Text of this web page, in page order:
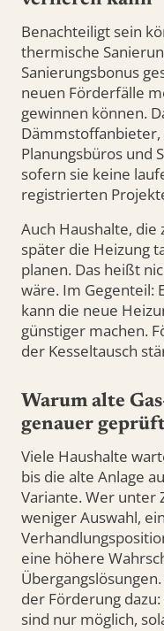
Benachteiligt sein
thermische
Sanierungsbonus
neuen Förderfälle
gewinnen können.
Planungsbüros und
sofern sie keine
registrierten
Auch Haushalte,
später die Heizung
planen. Das heißt
wäre. Im Gegenteil:
kann die neue
günstiger machen.
der Kesseltausch
Warum alte
genauer
Viele Haushalte
bis die alte Anlage
Variante. Wer unter
weniger Auswahl,
eine höhere
der Förderung
sind nur möglich,